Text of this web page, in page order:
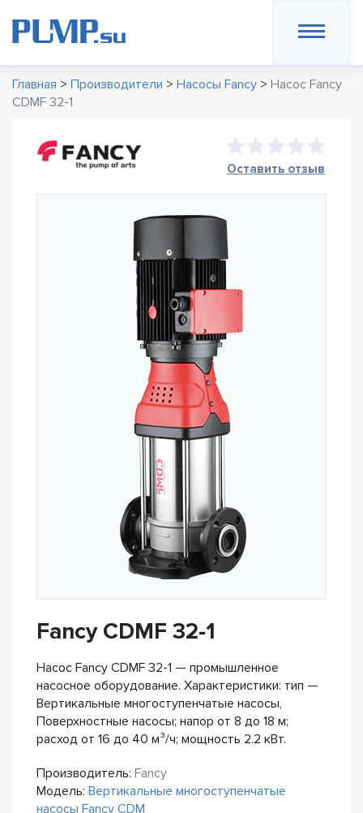
Главная > Производители > Насосы Fancy > Насос Fancy
CDMF 32-1
Оставить отзыв
Fancy CDMF 32-1
Насос Fancy CDMF 32-1 — промышленное
насосное оборудование. Характеристики: тип —
Вертикальные многоступенчатые насосы,
Поверхностные насосы; напор от 8 до 18 м;
расход от 16 до 40 м³/ч; мощность 2.2 кВт.
Производитель: Fancy
Модель: Вертикальные многоступенчатые
насосы Fancy CDM